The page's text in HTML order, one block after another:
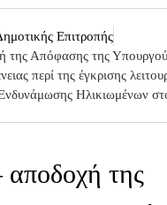
Επιτροπής
της Απόφασης της
περί της έγκρισης
Ηλικιωμένων
της